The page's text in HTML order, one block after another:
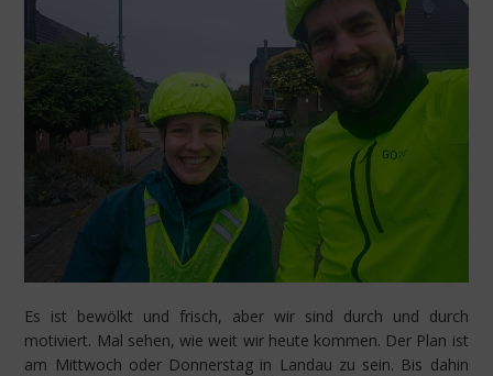
Es ist bewölkt und frisch, aber wir sind durch und durch
motiviert. Mal sehen, wie weit wir heute kommen. Der Plan ist
am Mittwoch oder Donnerstag in Landau zu sein. Bis dahin